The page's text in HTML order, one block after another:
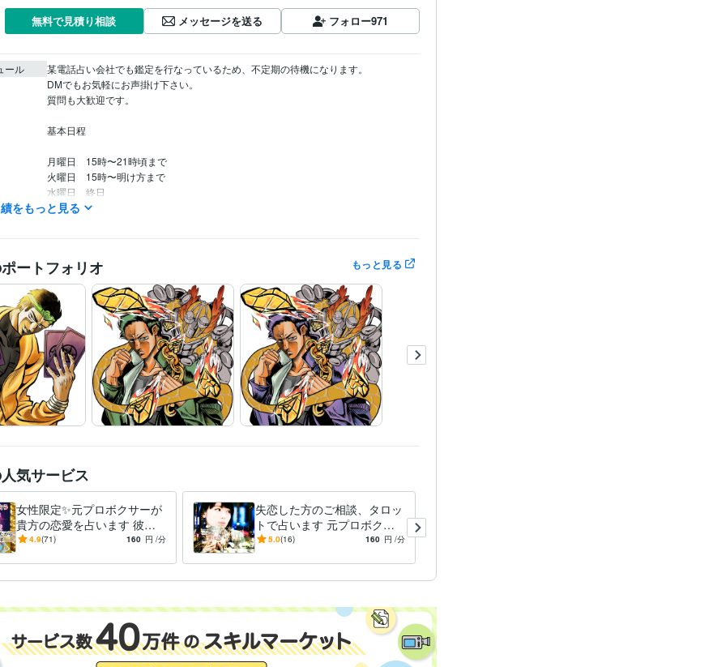
無料で見積り相談 メッセージを送る フォロー971
ール
某電話占い会社でも鑑定を行なっているため、不定期の待機になります。
DMでもお気軽にお声掛け下さい。
質問も大歓迎です。
基本日程
月曜日　15時〜21時頃まで
火曜日　15時〜明け方まで
水曜日　終日
木曜日　15時〜21時頃まで
土曜日　15時〜明け方まで
その他のお時間帯もお問い合わせいただければ対応可能です。
をもっと見る
ートフォリオ もっと見る
気サービス
女性限定✨元プロボクサーが
貴方の恋愛を占います 彼と
の未来は？☆男性心理を知り
4.9(71) 160 円 /分
失恋した方のご相談、タロッ
トで占います 元プロボクサ
ー占い師が恋愛心理学を駆使
5.0(16) 160 円 /分